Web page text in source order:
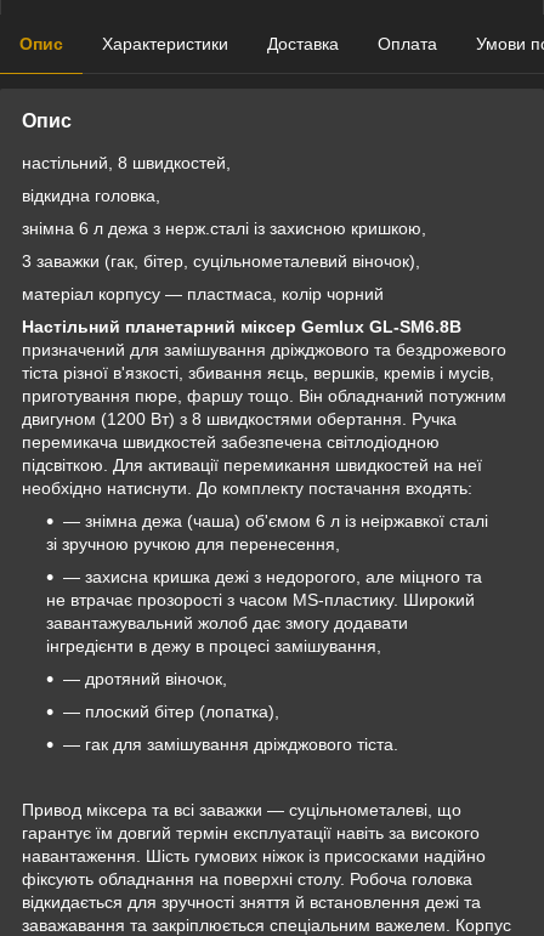
Опис Характеристики Доставка Оплата Умови
Опис
настільний, 8 швидкостей,
відкидна головка,
знімна 6 л дежа з нерж.сталі із захисною кришкою,
3 заважки (гак, бітер, суцільнометалевий віночок),
матеріал корпусу — пластмаса, колір чорний
Настільний планетарний міксер Gemlux GL-SM6.8B
призначений для замішування дріжджового та бездрожевого
тіста різної в'язкості, збивання яєць, вершків, кремів і мусів,
приготування пюре, фаршу тощо. Він обладнаний потужним
двигуном (1200 Вт) з 8 швидкостями обертання. Ручка
перемикача швидкостей забезпечена світлодіодною
підсвіткою. Для активації перемикання швидкостей на неї
необхідно натиснути. До комплекту постачання входять:
— знімна дежа (чаша) об'ємом 6 л із неіржавкої сталі
зі зручною ручкою для перенесення,
— захисна кришка дежі з недорогого, але міцного та
не втрачає прозорості з часом MS-пластику. Широкий
завантажувальний жолоб дає змогу додавати
інгредієнти в дежу в процесі замішування,
— дротяний віночок,
— плоский бітер (лопатка),
— гак для замішування дріжджового тіста.
Привод міксера та всі заважки — суцільнометалеві, що
гарантує їм довгий термін експлуатації навіть за високого
навантаження. Шість гумових ніжок із присосками надійно
фіксують обладнання на поверхні столу. Робоча головка
відкидається для зручності зняття й встановлення дежі та
заважавання та закріплюється спеціальним важелем. Корпус